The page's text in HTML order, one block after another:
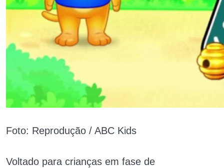
Foto: Reprodução / ABC Kids
Voltado para crianças em fase de